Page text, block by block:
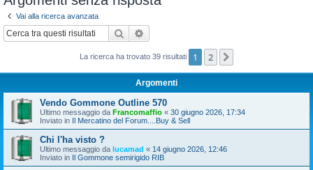
Vai alla ricerca avanzata
Cerca
La ricerca ha trovato 39 risultati 1 2
Argomenti
Vendo Gommone Outline 570
Ultimo messaggio da Francomaffio « 30 giugno 2026, 17:34
Inviato in Il Mercatino del Forum....Buy & Sell
Chi l'ha visto ?
Ultimo messaggio da lucamad « 14 giugno 2026, 12:46
Inviato in Il Gommone semirigido RIB